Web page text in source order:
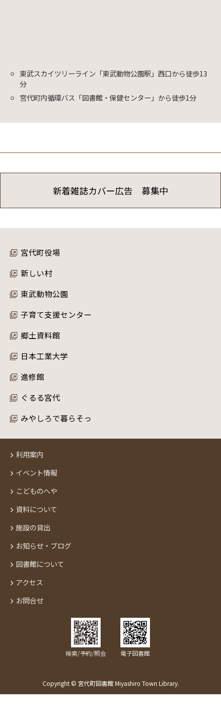
東武スカイツリーライン「東武動物公園駅」西口から徒歩13
分
宮代町内循環バス「図書館・保健センター」から徒歩1分
新着雑誌カバー広告 募集中
宮代町役場
新しい村
東武動物公園
子育て支援センター
郷土資料館
日本工業大学
進修館
ぐるる宮代
みやしろで暮らそっ
利用案内
イベント情報
こどものへや
資料について
施設の貸出
お知らせ・ブログ
図書館について
アクセス
お問合せ
検索/予約/照会 電子図書館
Copyright © 宮代町図書館 Miyashiro Town Library.